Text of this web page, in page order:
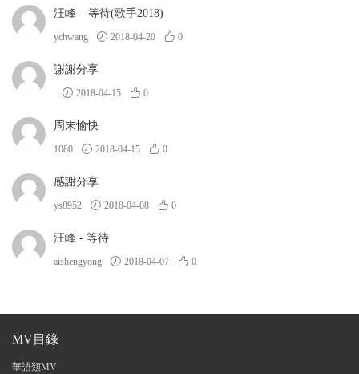
汪峰 – 等待(歌手2018)
ychwang 2018-04-20 0
謝謝分享
2018-04-15 0
周末愉快
1080 2018-04-15 0
感謝分享
ys8952 2018-04-08 0
汪峰 - 等待
aishengyong 2018-04-07 0
MV目錄
華語類MV